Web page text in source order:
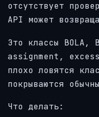
отсутствует
API может
Это классы BOLA,
assignment,
плохо ловятся
покрываются
Что делать: